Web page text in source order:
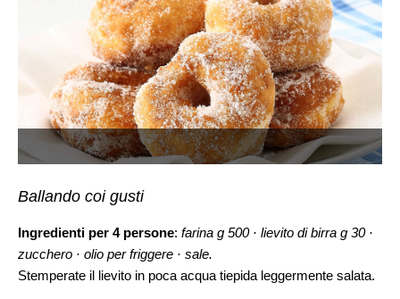
Ballando coi gusti
Ingredienti per 4 persone: farina g 500 · lievito di birra g 30 ·
zucchero · olio per friggere · sale.
Stemperate il lievito in poca acqua tiepida leggermente salata.